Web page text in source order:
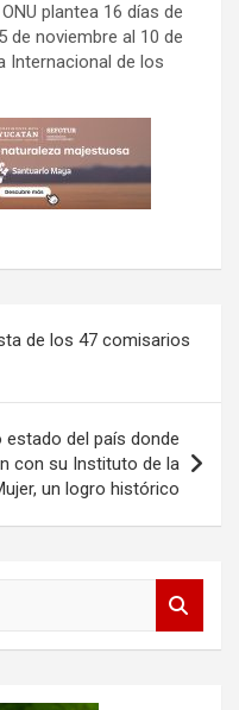
plantea 16 días de
de noviembre al 10 de
Internacional de los
de los 47 comisarios
del país donde
con su Instituto de la
un logro histórico